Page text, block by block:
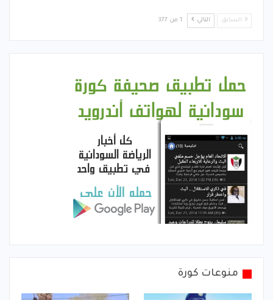
السابق التالي 1 من 377
منوعات كورة